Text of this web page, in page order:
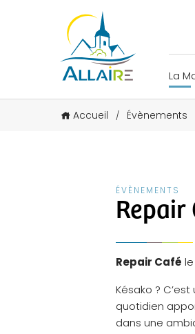
La
Accueil / Évènements
ÉVÈNEMENTS
Repair
Repair Café
Késako ?
quotidien
dans une